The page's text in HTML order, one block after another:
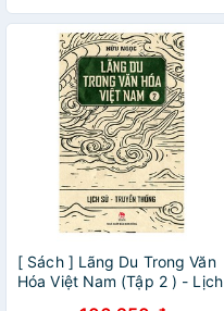
[ Sách ] Lãng Du Trong Văn
Hóa Việt Nam (Tập 2 ) - Lịch